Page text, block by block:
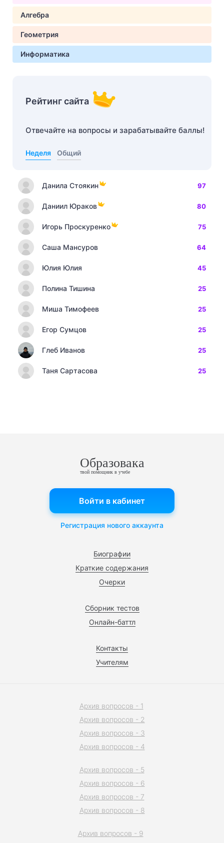
Алгебра
Геометрия
Информатика
Рейтинг сайта
Отвечайте на вопросы и зарабатывайте баллы!
Неделя Общий
Данила Стоякин 97
Даниил Юраков 80
Игорь Проскуренко 75
Саша Мансуров 64
Юлия Юлия 45
Полина Тишина 25
Миша Тимофеев 25
Егор Сумцов 25
Глеб Иванов 25
Таня Сартасова 25
Образовака
твой помощник в учебе
Биографии
Краткие содержания
Очерки
Сборник тестов
Онлайн-баттл
Контакты
Учителям
Войти в кабинет
Регистрация нового аккаунта
Архив вопросов - 1
Архив вопросов - 2
Архив вопросов - 3
Архив вопросов - 4
Архив вопросов - 5
Архив вопросов - 6
Архив вопросов - 7
Архив вопросов - 8
Архив вопросов - 9